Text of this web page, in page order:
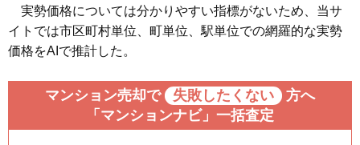
実勢価格については分かりやすい指標がないため、当サ
イトでは市区町村単位、町単位、駅単位での網羅的な実勢
価格をAIで推計した。
マンション売却で 失敗したくない
方へ
「マンションナビ」一括査定